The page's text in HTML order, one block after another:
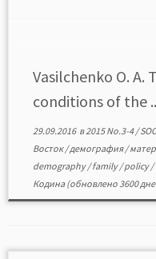
Vasilchenko O.
conditions of the
29.09.2016в2015 No.3-4/
Восток/демография/
demography/family/policy/
Кодина(обновлено 3600